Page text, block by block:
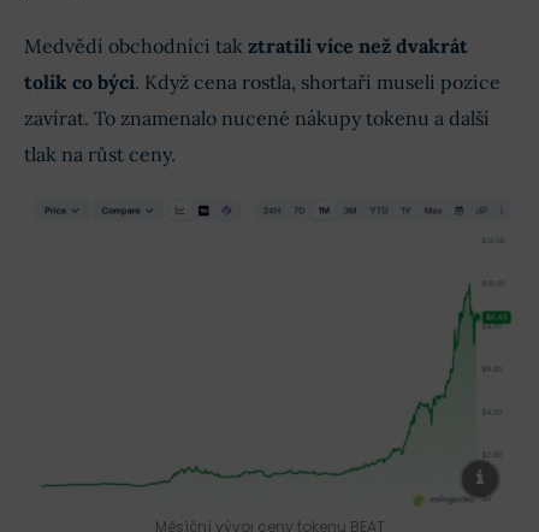
Medvědí obchodníci tak ztratili více než dvakrát
tolik co býci. Když cena rostla, shortaři museli pozice
zavírat. To znamenalo nucené nákupy tokenu a další
tlak na růst ceny.
Měsíční vývoj ceny tokenu BEAT